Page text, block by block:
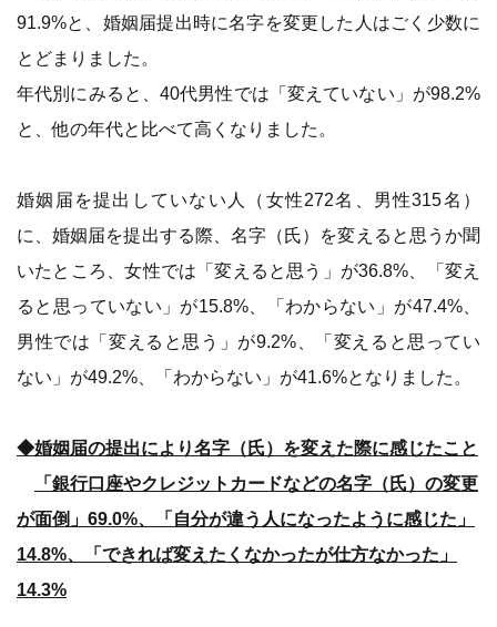
91.9%と、婚姻届提出時に名字を変更した人はごく少数に
とどまりました。
年代別にみると、40代男性では「変えていない」が98.2%
と、他の年代と比べて高くなりました。
婚姻届を提出していない人（女性272名、男性315名）
に、婚姻届を提出する際、名字（氏）を変えると思うか聞
いたところ、女性では「変えると思う」が36.8%、「変え
ると思っていない」が15.8%、「わからない」が47.4%、
男性では「変えると思う」が9.2%、「変えると思ってい
ない」が49.2%、「わからない」が41.6%となりました。
◆婚姻届の提出により名字（氏）を変えた際に感じたこと
「銀行口座やクレジットカードなどの名字（氏）の変更
が面倒」69.0%、「自分が違う人になったように感じた」
14.8%、「できれば変えたくなかったが仕方なかった」
14.3%